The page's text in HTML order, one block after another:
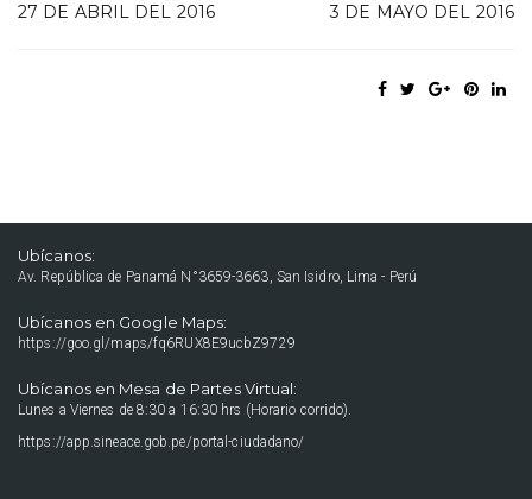
27 DE ABRIL DEL 2016 3 DE MAYO DEL 2016
Ubícanos:
Av. República de Panamá N°3659-3663, San Isidro, Lima - Perú
Ubícanos en Google Maps:
https://goo.gl/maps/fq6RUX8E9ucbZ9729
Ubícanos en Mesa de Partes Virtual:
Lunes a Viernes de 8:30 a 16:30 hrs (Horario corrido).
https://app.sineace.gob.pe/portal-ciudadano/